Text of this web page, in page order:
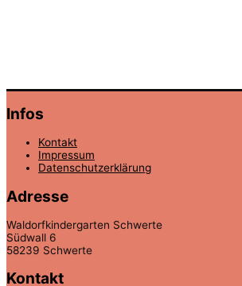
Infos
Kontakt
Impressum
Datenschutzerklärung
Adresse
Waldorfkindergarten Schwerte
Südwall 6
58239 Schwerte
Kontakt